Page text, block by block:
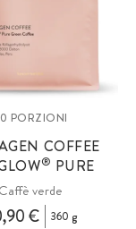
PORZIONI
COFFEE
® PURE
Caffè verde
€
360 g